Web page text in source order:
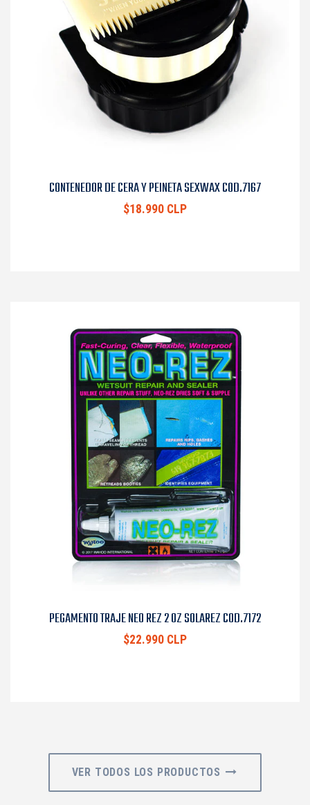
CONTENEDOR DE CERA Y PEINETA SEXWAX COD.7167
$18.990 CLP
PEGAMENTO TRAJE NEO REZ 2 OZ SOLAREZ COD.7172
$22.990 CLP
VER TODOS LOS PRODUCTOS